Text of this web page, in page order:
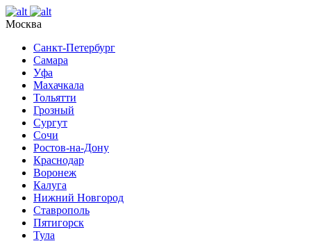
Москва
Санкт-Петербург
Самара
Уфа
Махачкала
Тольятти
Грозный
Сургут
Сочи
Ростов-на-Дону
Краснодар
Воронеж
Калуга
Нижний Новгород
Ставрополь
Пятигорск
Тула